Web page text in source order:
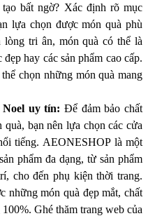
bất ngờ? Xác định rõ mục
lựa chọn được món quà phù
lòng tri ân, món quà có thể là
hay các sản phẩm cao cấp.
chọn những món quà mang
uy tín: Để đảm bảo chất
bạn nên lựa chọn các cửa
tiếng. AEONESHOP là một
phẩm đa dạng, từ sản phẩm
cho đến phụ kiện thời trang.
những món quà đẹp mắt, chất
Ghé thăm trang web của